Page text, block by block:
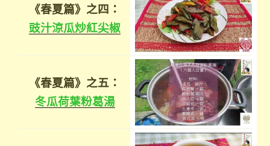
《春夏篇》之四：
豉汁涼瓜炒紅尖椒
《春夏篇》之五：
冬瓜荷葉粉葛湯